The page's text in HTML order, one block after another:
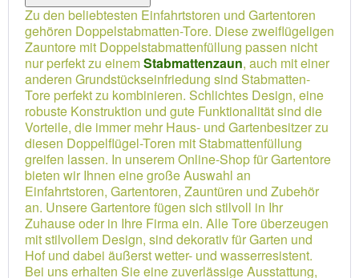
Zu den beliebtesten Einfahrtstoren und Gartentoren
gehören Doppelstabmatten-Tore. Diese zweiflügeligen
Zauntore mit Doppelstabmattenfüllung passen nicht
nur perfekt zu einemStabmattenzaun, auch mit einer
anderen Grundstückseinfriedung sind Stabmatten-
Tore perfekt zu kombinieren. Schlichtes Design, eine
robuste Konstruktion und gute Funktionalität sind die
Vorteile, die immer mehr Haus- und Gartenbesitzer zu
diesen Doppelflügel-Toren mit Stabmattenfüllung
greifen lassen. In unserem Online-Shop für Gartentore
bieten wir Ihnen eine große Auswahl an
Einfahrtstoren, Gartentoren, Zauntüren und Zubehör
an. Unsere Gartentore fügen sich stilvoll in Ihr
Zuhause oder in Ihre Firma ein. Alle Tore überzeugen
mit stilvollem Design, sind dekorativ für Garten und
Hof und dabei äußerst wetter- und wasserresistent.
Bei uns erhalten Sie eine zuverlässige Ausstattung,